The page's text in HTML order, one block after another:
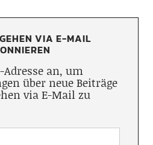
VIA E-MAIL
an, um
über neue Beiträge
via E-Mail zu